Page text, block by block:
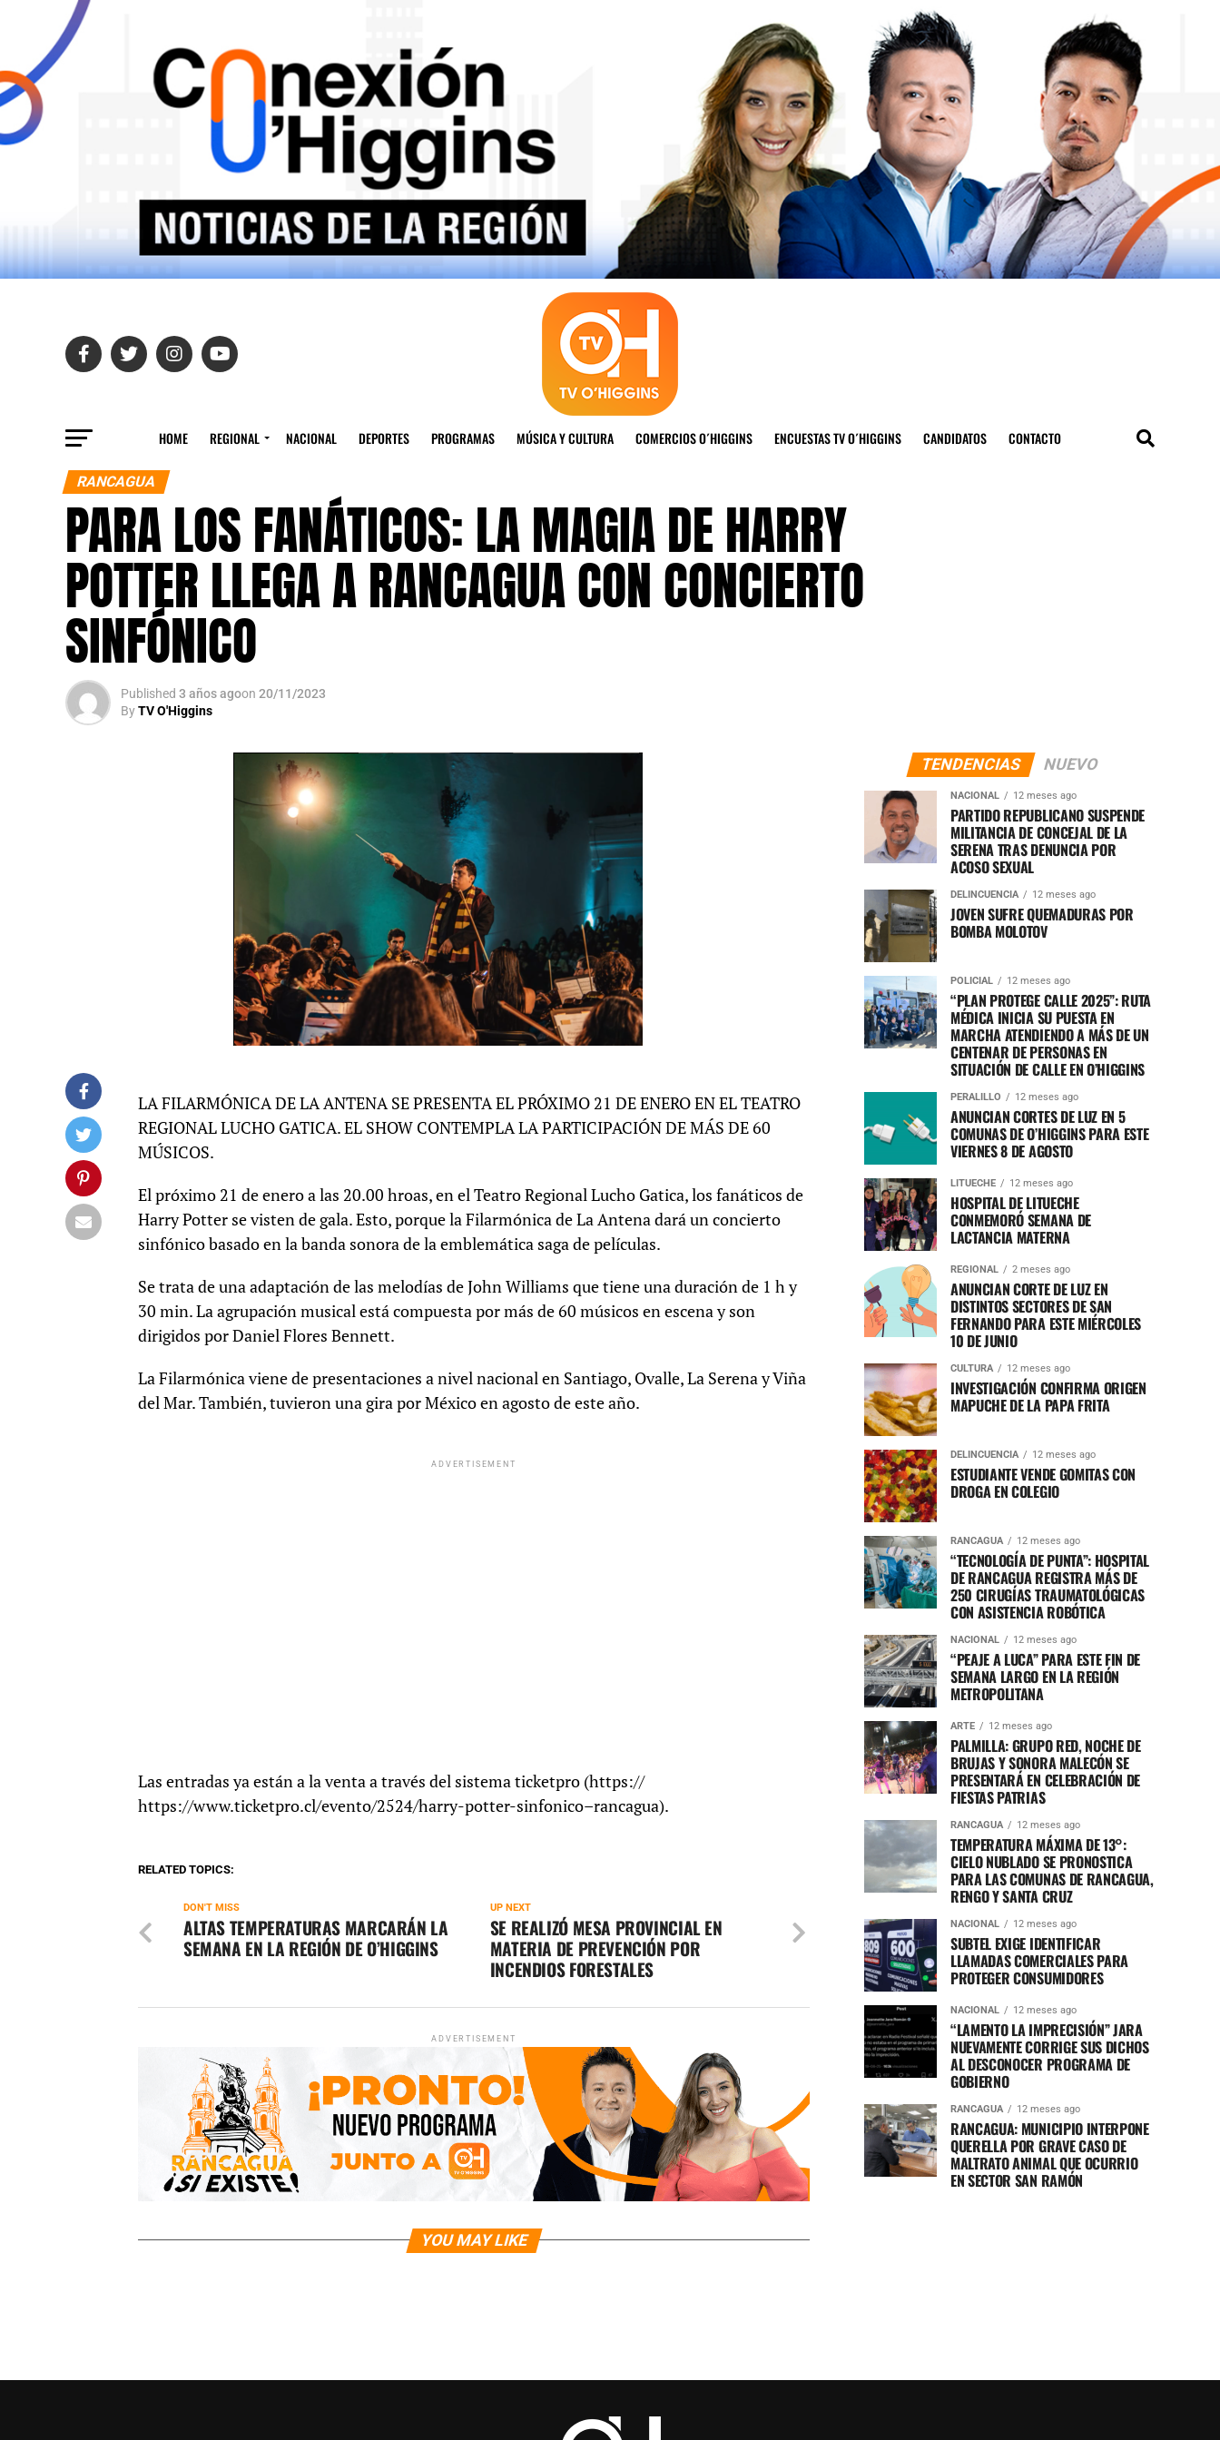
HOME REGIONAL NACIONAL DEPORTES PROGRAMAS MÚSICA Y CULTURA COMERCIOS O´HIGGINS ENCUESTAS TV O´HIGGINS CANDIDATOS CONTACTO
RANCAGUA
PARA LOS FANÁTICOS: LA MAGIA DE HARRY
POTTER LLEGA A RANCAGUA CON CONCIERTO
SINFÓNICO
Published 3 años agoon 20/11/2023
ByTV O'Higgins
LA FILARMÓNICA DE LA ANTENA SE PRESENTA EL PRÓXIMO 21 DE ENERO EN EL TEATRO
REGIONAL LUCHO GATICA. EL SHOW CONTEMPLA LA PARTICIPACIÓN DE MÁS DE 60
MÚSICOS.
El próximo 21 de enero a las 20.00 hroas, en el Teatro Regional Lucho Gatica, los fanáticos de
Harry Potter se visten de gala. Esto, porque la Filarmónica de La Antena dará un concierto
sinfónico basado en la banda sonora de la emblemática saga de películas.
Se trata de una adaptación de las melodías de John Williams que tiene una duración de 1 h y
30 min. La agrupación musical está compuesta por más de 60 músicos en escena y son
dirigidos por Daniel Flores Bennett.
La Filarmónica viene de presentaciones a nivel nacional en Santiago, Ovalle, La Serena y Viña
del Mar. También, tuvieron una gira por México en agosto de este año.
ADVERTISEMENT
Las entradas ya están a la venta a través del sistema ticketpro (https://
https://www.ticketpro.cl/evento/2524/harry-potter-sinfonico–rancagua).
RELATED TOPICS:
UP NEXT
SE REALIZÓ MESA PROVINCIAL EN
MATERIA DE PREVENCIÓN POR
INCENDIOS FORESTALES
DON'T MISS
ALTAS TEMPERATURAS MARCARÁN LA
SEMANA EN LA REGIÓN DE O’HIGGINS
ADVERTISEMENT
YOU MAY LIKE
TENDENCIAS NUEVO
NACIONAL 12 meses ago
PARTIDO REPUBLICANO SUSPENDE
MILITANCIA DE CONCEJAL DE LA
SERENA TRAS DENUNCIA POR
ACOSO SEXUAL
DELINCUENCIA 12 meses ago
JOVEN SUFRE QUEMADURAS POR
BOMBA MOLOTOV
POLICIAL 12 meses ago
“PLAN PROTEGE CALLE 2025”: RUTA
MÉDICA INICIA SU PUESTA EN
MARCHA ATENDIENDO A MÁS DE UN
CENTENAR DE PERSONAS EN
SITUACIÓN DE CALLE EN O’HIGGINS
PERALILLO 12 meses ago
ANUNCIAN CORTES DE LUZ EN 5
COMUNAS DE O’HIGGINS PARA ESTE
VIERNES 8 DE AGOSTO
LITUECHE 12 meses ago
HOSPITAL DE LITUECHE
CONMEMORÓ SEMANA DE
LACTANCIA MATERNA
REGIONAL 2 meses ago
ANUNCIAN CORTE DE LUZ EN
DISTINTOS SECTORES DE SAN
FERNANDO PARA ESTE MIÉRCOLES
10 DE JUNIO
CULTURA 12 meses ago
INVESTIGACIÓN CONFIRMA ORIGEN
MAPUCHE DE LA PAPA FRITA
DELINCUENCIA 12 meses ago
ESTUDIANTE VENDE GOMITAS CON
DROGA EN COLEGIO
RANCAGUA 12 meses ago
“TECNOLOGÍA DE PUNTA”: HOSPITAL
DE RANCAGUA REGISTRA MÁS DE
250 CIRUGÍAS TRAUMATOLÓGICAS
CON ASISTENCIA ROBÓTICA
NACIONAL 12 meses ago
“PEAJE A LUCA” PARA ESTE FIN DE
SEMANA LARGO EN LA REGIÓN
METROPOLITANA
ARTE 12 meses ago
PALMILLA: GRUPO RED, NOCHE DE
BRUJAS Y SONORA MALECÓN SE
PRESENTARÁ EN CELEBRACIÓN DE
FIESTAS PATRIAS
RANCAGUA 12 meses ago
TEMPERATURA MÁXIMA DE 13°:
CIELO NUBLADO SE PRONOSTICA
PARA LAS COMUNAS DE RANCAGUA,
RENGO Y SANTA CRUZ
NACIONAL 12 meses ago
SUBTEL EXIGE IDENTIFICAR
LLAMADAS COMERCIALES PARA
PROTEGER CONSUMIDORES
NACIONAL 12 meses ago
“LAMENTO LA IMPRECISIÓN” JARA
NUEVAMENTE CORRIGE SUS DICHOS
AL DESCONOCER PROGRAMA DE
GOBIERNO
RANCAGUA 12 meses ago
RANCAGUA: MUNICIPIO INTERPONE
QUERELLA POR GRAVE CASO DE
MALTRATO ANIMAL QUE OCURRIO
EN SECTOR SAN RAMÓN